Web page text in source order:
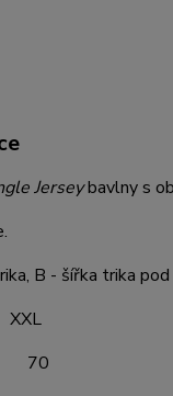
Jerseybavlny s
B - šířka trika
70